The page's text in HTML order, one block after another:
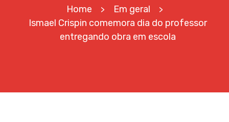
Home > Em geral >
Ismael Crispin comemora dia do professor
entregando obra em escola